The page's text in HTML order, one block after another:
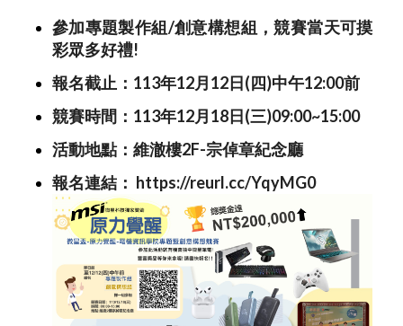
參加專題製作組/創意構想組，競賽當天可摸
彩眾多好禮!
報名截止：113年12月12日(四)中午12:00前
競賽時間：113年12月18日(三)09:00~15:00
活動地點：維澈樓2F-宗倬章紀念廳
報名連結： https://reurl.cc/YqyMG0